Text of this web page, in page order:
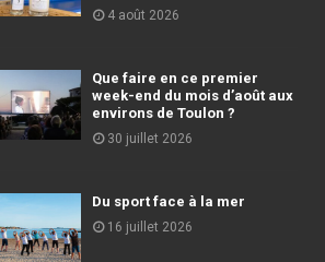
4 août 2026
Que faire en ce premier
week-end du mois d’août aux
environs de Toulon ?
30 juillet 2026
Du sport face à la mer
16 juillet 2026